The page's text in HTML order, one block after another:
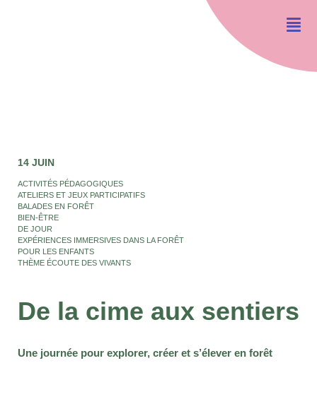
14 JUIN
ACTIVITÉS PÉDAGOGIQUES
ATELIERS ET JEUX PARTICIPATIFS
BALADES EN FORÊT
BIEN-ÊTRE
DE JOUR
EXPÉRIENCES IMMERSIVES DANS LA FORÊT
POUR LES ENFANTS
THÈME ÉCOUTE DES VIVANTS
De la cime aux sentiers
Une journée pour explorer, créer et s’élever en forêt